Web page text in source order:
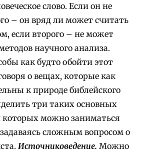
слово. Если он не
– он вряд ли может считать
если второго – не может
научного анализа.
как будто обойти этот
о вещах, которые как
к природе библейского
три таких основных
которых можно заниматься
сложным вопросом о
Источниковедение. Можно